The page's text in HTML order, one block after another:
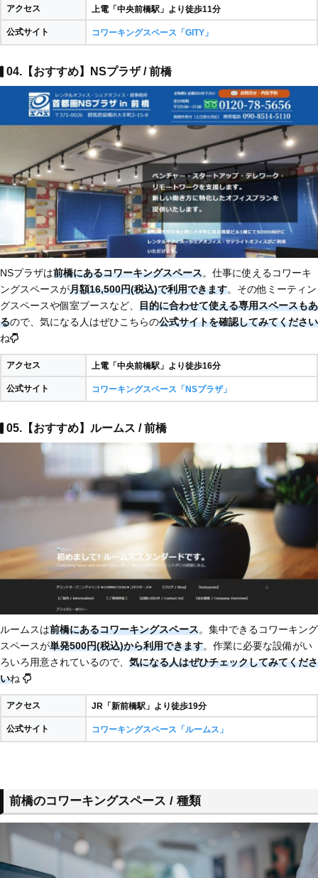
アクセス 上電「中央前橋駅」より徒歩11分
公式サイト コワーキングスペース「GITY」
04.【おすすめ】NSプラザ / 前橋
NSプラザは前橋にあるコワーキングスペース。仕事に使えるコワーキ
ングスペースが月額16,500円(税込)で利用できます。その他ミーティン
グスペースや個室ブースなど、 目的に合わせて使える専用スペースもあ
るので、気になる人はぜひこちらの公式サイトを確認してみてください
ね
アクセス 上電「中央前橋駅」より徒歩16分
公式サイト コワーキングスペース「NSプラザ」
05.【おすすめ】ルームス / 前橋
ルームスは前橋にあるコワーキングスペース。集中できるコワーキング
スペースが単発500円(税込)から利用できます。作業に必要な設備がい
ろいろ用意されているので、 気になる人はぜひチェックしてみてくださ
いね
アクセス JR「新前橋駅」より徒歩19分
公式サイト コワーキングスペース「ルームス」
前橋のコワーキングスペース / 種類